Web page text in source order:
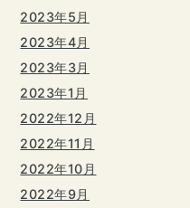
2023年5月
2023年4月
2023年3月
2023年1月
2022年12月
2022年11月
2022年10月
2022年9月